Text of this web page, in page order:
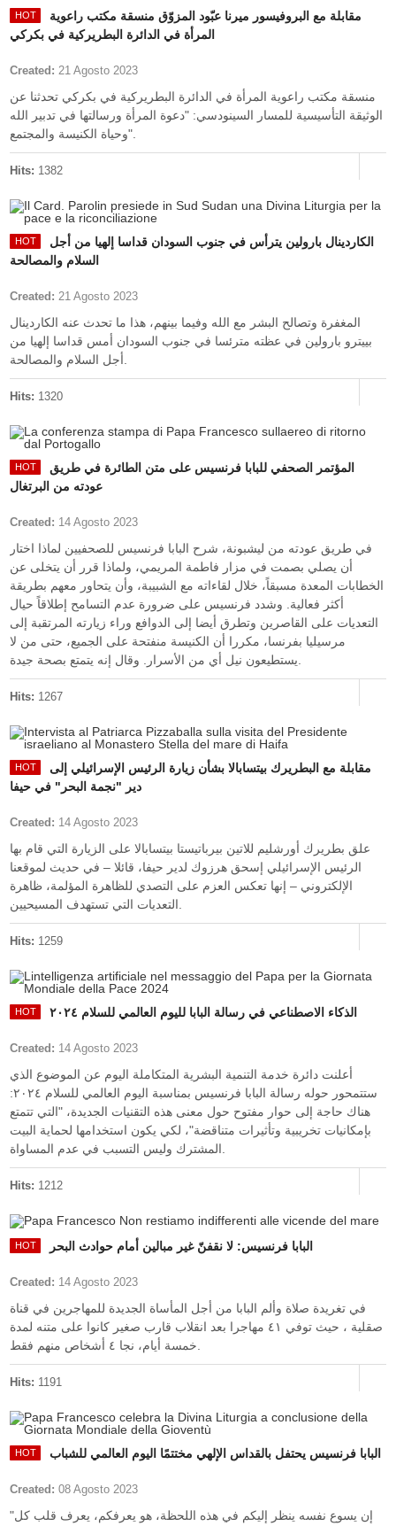
مقابلة مع البروفيسور ميرنا عبّود المزوّق منسقة مكتب راعوية
المرأة في الدائرة البطريركية في بكركي
Created: 21 Agosto 2023
منسقة مكتب راعوية المرأة في الدائرة البطريركية في بكركي تحدثنا عن
الوثيقة التأسيسية للمسار السينودسي: "دعوة المرأة ورسالتها في تدبير الله
وحياة الكنيسة والمجتمع".
Hits: 1382
الكاردينال بارولين يترأس في جنوب السودان قداسا إلهيا من أجل
السلام والمصالحة
Created: 21 Agosto 2023
المغفرة وتصالح البشر مع الله وفيما بينهم، هذا ما تحدث عنه الكاردينال
بييترو بارولين في عظته مترئسا في جنوب السودان أمس قداسا إلهيا من
Hits: 1320
المؤتمر الصحفي للبابا فرنسيس على متن الطائرة في طريق
عودته من البرتغال
Created: 14 Agosto 2023
في طريق عودته من ليشبونة، شرح البابا فرنسيس للصحفيين لماذا اختار
أن يصلي بصمت في مزار فاطمة المريمي، ولماذا قرر أن يتخلى عن
الخطابات المعدة مسبقاً، خلال لقاءاته مع الشبيبة، وأن يتحاور معهم بطريقة
أكثر فعالية. وشدد فرنسيس على ضرورة عدم التسامح إطلاقاً حيال
التعديات على القاصرين وتطرق أيضا إلى الدوافع وراء زيارته المرتقبة إلى
مرسيليا بفرنسا، مكررا أن الكنيسة منفتحة على الجميع، حتى من لا
Hits: 1267
مقابلة مع البطريرك بيتسابالا بشأن زيارة الرئيس الإسرائيلي إلى
دير "نجمة البحر" في حيفا
Created: 14 Agosto 2023
علق بطريرك أورشليم للاتين بيرباتيستا بيتسابالا على الزيارة التي قام بها
الرئيس الإسرائيلي إسحق هرزوك لدير حيفا، قائلا – في حديث لموقعنا
الإلكتروني – إنها تعكس العزم على التصدي للظاهرة المؤلمة، ظاهرة
Hits: 1259
الذكاء الاصطناعي في رسالة البابا لليوم العالمي للسلام ٢٠٢٤
Created: 14 Agosto 2023
أعلنت دائرة خدمة التنمية البشرية المتكاملة اليوم عن الموضوع الذي
ستتمحور حوله رسالة البابا فرنسيس بمناسبة اليوم العالمي للسلام ٢٠٢٤:
هناك حاجة إلى حوار مفتوح حول معنى هذه التقنيات الجديدة، "التي تتمتع
بإمكانيات تخريبية وتأثيرات متناقضة"، لكي يكون استخدامها لحماية البيت
Hits: 1212
البابا فرنسيس: لا نقفنّ غير مبالين أمام حوادث البحر
Created: 14 Agosto 2023
في تغريدة صلاة وألم البابا من أجل المأساة الجديدة للمهاجرين في قناة
صقلية ، حيث توفي ٤١ مهاجرا بعد انقلاب قارب صغير كانوا على متنه لمدة
Hits: 1191
البابا فرنسيس يحتفل بالقداس الإلهي مختتمًا اليوم العالمي للشباب
Created: 08 Agosto 2023
"إن يسوع نفسه ينظر إليكم في هذه اللحظة، هو يعرفكم، يعرف قلب كل